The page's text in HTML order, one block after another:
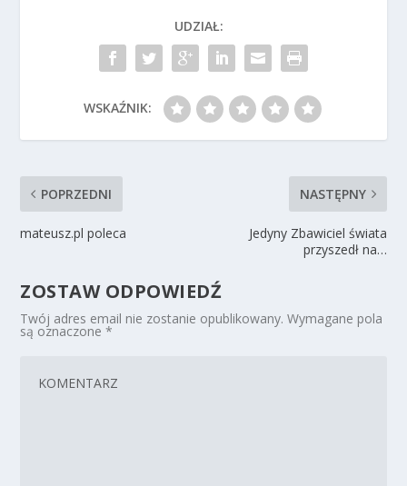
UDZIAŁ:
WSKAŹNIK:
POPRZEDNI
mateusz.pl poleca
NASTĘPNY
Jedyny Zbawiciel świata
przyszedł na…
ZOSTAW ODPOWIEDŹ
Twój adres email nie zostanie opublikowany. Wymagane pola
są oznaczone*